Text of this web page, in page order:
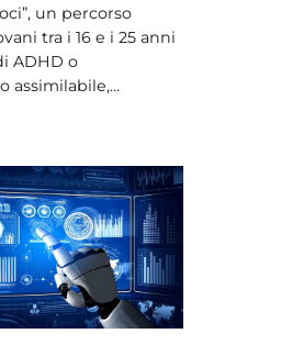
un percorso
tra i 16 e i 25 anni
ADHD o
assimilabile,…